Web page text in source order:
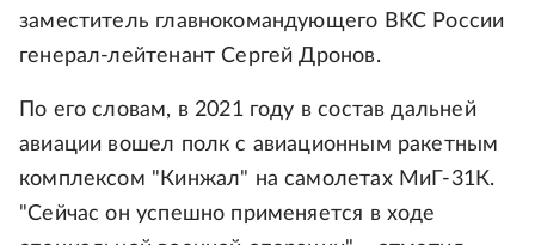
заместитель главнокомандующего ВКС России
генерал-лейтенант Сергей Дронов.
По его словам, в 2021 году в состав дальней
авиации вошел полк с авиационным ракетным
комплексом "Кинжал" на самолетах МиГ-31К.
"Сейчас он успешно применяется в ходе